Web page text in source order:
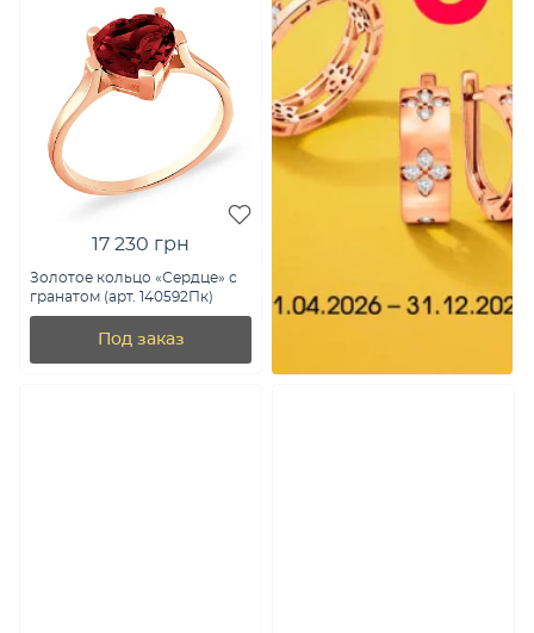
17 230 грн
Золотое кольцо «Сердце» с
гранатом (арт. 140592Пк)
Под заказ